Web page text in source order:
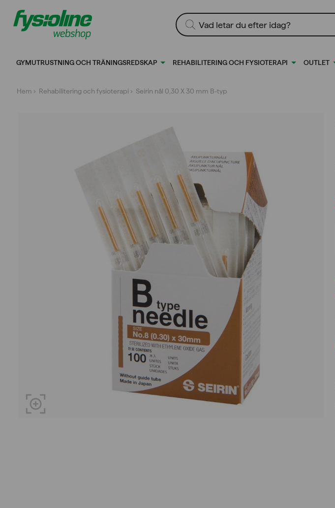
innehållet
Produktsökning
GYMUTRUSTNING OCH TRÄNINGSREDSKAP REHABILITERING OCH FYSIOTERAPI OUTLET
Hem › Rehabilitering och fysioterapi › Seirin nål 0,30 X 30 mm B-typ